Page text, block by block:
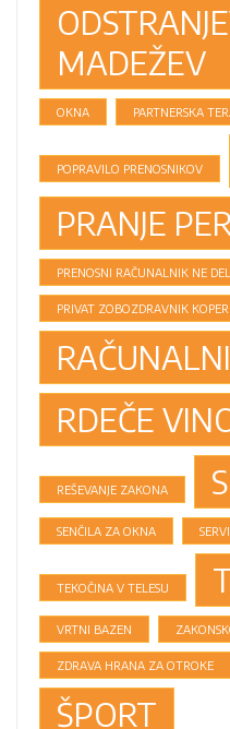
MADEŽEV
OKNA PARTNERSKA
POPRAVILO PRENOSNIKOV
PRANJE
PRENOSNI RAČUNALNIK NE
PRIVAT ZOBOZDRAVNIK KOPER
RDEČE
REŠEVANJE ZAKONA
SENČILA ZA OKNA
TEKOČINA V TELESU
VRTNI BAZEN
ZDRAVA HRANA ZA OTROKE
ŠPORT